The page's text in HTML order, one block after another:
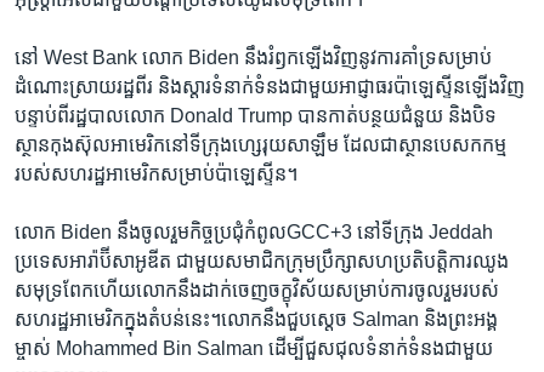
នៅ​ West Bank ​លោក ​Biden ​នឹង​រំឭក​ឡើងវិញ​នូវ​ការ​គាំទ្រ​សម្រាប់​
ដំណោះ​ស្រាយ​រដ្ឋ​ពីរ​ និង​ស្តារ​ទំនាក់​ទំនង​ជាមួយ​អាជ្ញាធរ​ប៉ាឡេស្ទីន​ឡើង​វិញ ​
បន្ទាប់ពី​រដ្ឋបាល​លោក ​Donald Trump ​បាន​កាត់​បន្ថយ​ជំនួយ​ និង​បិទ​
ស្ថាន​កុងស៊ុល​អាមេរិក​នៅ​ទីក្រុង​ហ្សេរុយសាឡឹម​ ដែល​ជា​ស្ថាន​បេសក​កម្ម​
របស់​សហ​រដ្ឋ​អាមេរិក​សម្រាប់​ប៉ាឡេស្ទីន។​
លោក ​Biden ​នឹង​ចូលរួម​កិច្ច​ប្រជុំ​កំពូល​GCC+3 ​នៅ​ទីក្រុង ​Jeddah​
ប្រទេស​អារ៉ាប៊ី​សាអូឌីត ជាមួយ​សមាជិក​ក្រុម​ប្រឹក្សា​សហ​ប្រតិបត្តិ​ការ​ឈូង​
សមុទ្រ​ពែក​ហើយ​លោក​នឹង​ដាក់​ចេញ​ចក្ខុវិស័យ​សម្រាប់​ការ​ចូលរួម​របស់​
សហ​រដ្ឋ​អាមេរិក​ក្នុង​តំបន់​នេះ។​លោក​នឹង​ជួប​ស្តេច ​Salman ​និង​ព្រះ​អង្គ​
ម្ចាស់ ​Mohammed Bin Salman ​ដើម្បី​ជួសជុល​ទំនាក់​ទំនង​ជាមួយ​